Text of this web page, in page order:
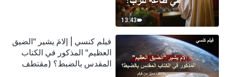
13:43
فيلم كنسي | إلامَ يشير "الضيق
العظيم" المذكور في الكتاب
المقدس بالضبط؟ (مقتطف